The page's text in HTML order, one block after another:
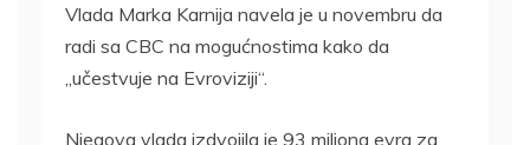
Vlada Marka Karnija navela je u novembru da
radi sa CBC na mogućnostima kako da
„učestvuje na Evroviziji“.
Njegova vlada izdvojila je 93 miliona evra za